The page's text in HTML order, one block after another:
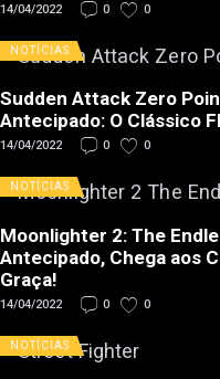
14/04/2022 0 0
NOTÍCIAS
Sudden Attack Zero
Antecipado: O Clássico
14/04/2022 0 0
NOTÍCIAS
Moonlighter 2: The
Antecipado, Chega aos
Graça!
14/04/2022 0 0
NOTÍCIAS